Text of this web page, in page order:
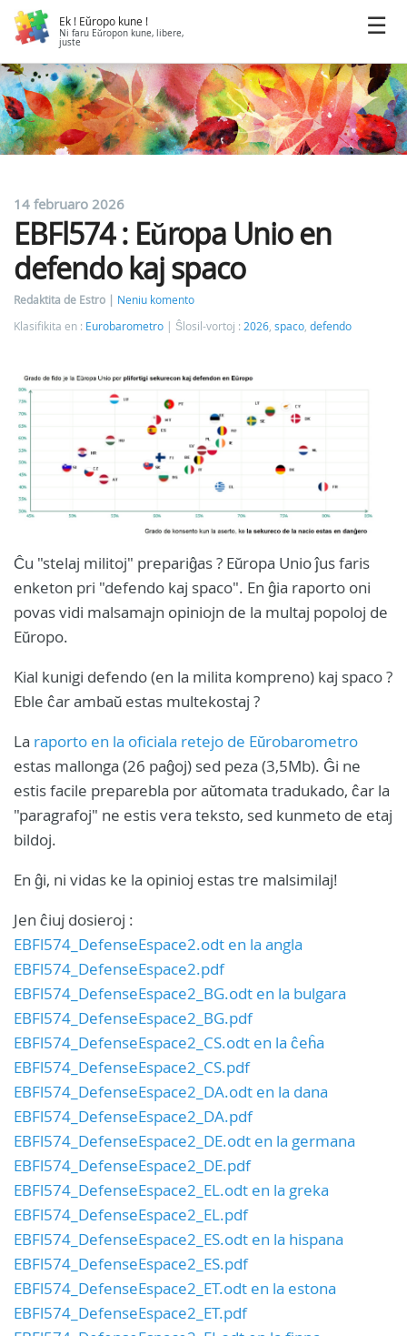
Ek ! Eŭropo kune !
Ni faru Eŭropon kune, libere,
juste
14 februaro 2026
EBFl574 : Eŭropa Unio en
defendo kaj spaco
Redaktita de Estro
Neniu komento
Klasifikita en : Eurobarometro Ŝlosil-vortoj : 2026, spaco, defendo
Ĉu "stelaj militoj" prepariĝas ? Eŭropa Unio ĵus faris
enketon pri "defendo kaj spaco". En ĝia raporto oni
povas vidi malsamajn opiniojn de la multaj popoloj de
Eŭropo.
Kial kunigi defendo (en la milita kompreno) kaj spaco ?
Eble ĉar ambaŭ estas multekostaj ?
La raporto en la oficiala retejo de Eŭrobarometro
estas mallonga (26 paĝoj) sed peza (3,5Mb). Ĝi ne
estis facile preparebla por aŭtomata tradukado, ĉar la
"paragrafoj" ne estis vera teksto, sed kunmeto de etaj
bildoj.
En ĝi, ni vidas ke la opinioj estas tre malsimilaj!
Jen ĉiuj dosieroj :
EBFl574_DefenseEspace2.odt en la angla
EBFl574_DefenseEspace2.pdf
EBFl574_DefenseEspace2_BG.odt en la bulgara
EBFl574_DefenseEspace2_BG.pdf
EBFl574_DefenseEspace2_CS.odt en la ĉeĥa
EBFl574_DefenseEspace2_CS.pdf
EBFl574_DefenseEspace2_DA.odt en la dana
EBFl574_DefenseEspace2_DA.pdf
EBFl574_DefenseEspace2_DE.odt en la germana
EBFl574_DefenseEspace2_DE.pdf
EBFl574_DefenseEspace2_EL.odt en la greka
EBFl574_DefenseEspace2_EL.pdf
EBFl574_DefenseEspace2_ES.odt en la hispana
EBFl574_DefenseEspace2_ES.pdf
EBFl574_DefenseEspace2_ET.odt en la estona
EBFl574_DefenseEspace2_ET.pdf